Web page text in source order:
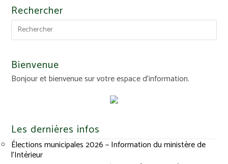
Rechercher
Bienvenue
Bonjour et bienvenue sur votre espace d'information.
Les dernières infos
Élections municipales 2026 – Information du ministère de
l’Intérieur